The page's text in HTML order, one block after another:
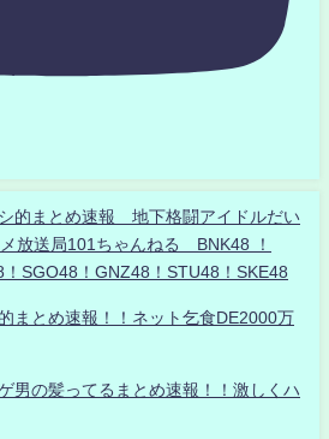
的まとめ速報 地下格闘アイドルだい
放送局101ちゃんねる BNK48 ！
SGO48！GNZ48！STU48！SKE48
まとめ速報！！ネット乞食DE2000万
男の髪ってるまとめ速報！！激しくハ